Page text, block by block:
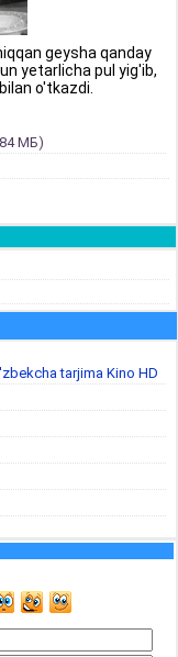
geysha qanday
yetarlicha pul yig'ib,
o'tkazdi.
МБ)
tarjima Kino HD